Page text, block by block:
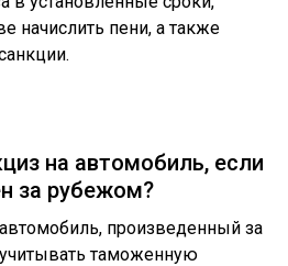
начислить пени, а также
на автомобиль, если
за рубежом?
произведенный за
таможенную